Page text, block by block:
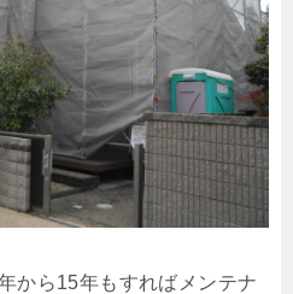
から15年もすればメンテナ